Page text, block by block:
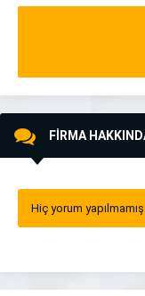
FİRMA
Hiç yorum